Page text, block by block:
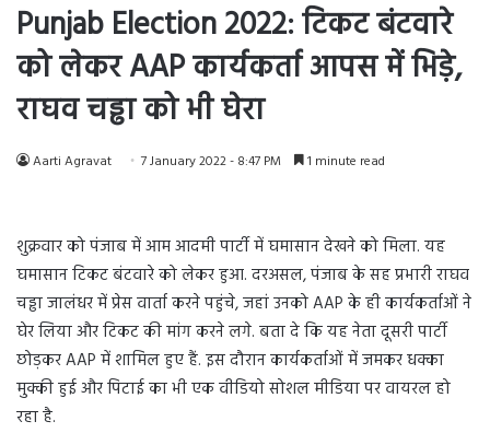
Punjab Election 2022: टिकट बंटवारे
को लेकर AAP कार्यकर्ता आपस में भिड़े,
राघव चड्ढा को भी घेरा
Aarti Agravat 7 January 2022 - 8:47 PM 1 minute read
शुक्रवार को पंजाब में आम आदमी पार्टी में घमासान देखने को मिला. यह
घमासान टिकट बंटवारे को लेकर हुआ. दरअसल, पंजाब के सह प्रभारी राघव
चड्ढा जालंधर में प्रेस वार्ता करने पहुंचे, जहां उनको AAP के ही कार्यकर्ताओं ने
घेर लिया और टिकट की मांग करने लगे. बता दे कि यह नेता दूसरी पार्टी
छोड़कर AAP में शामिल हुए हैं. इस दौरान कार्यकर्ताओं में जमकर धक्का
मुक्की हुई और पिटाई का भी एक वीडियो सोशल मीडिया पर वायरल हो
रहा है.